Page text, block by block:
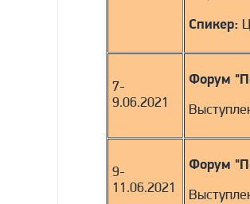
Спикер:
7-
9.06.2021
Форум
9-
11.06.2021
Форум